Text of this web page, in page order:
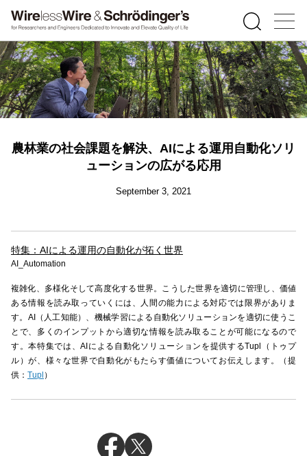
農林業の社会課題を解決、AIによる運用自動化ソリ
ューションの広がる応用
September 3, 2021
特集：AIによる運用の自動化が拓く世界
AI_Automation
複雑化、多様化そして高度化する世界。こうした世界を適切に管理し、価値
ある情報を読み取っていくには、人間の能力による対応では限界がありま
す。AI（人工知能）、機械学習による自動化ソリューションを適切に使うこ
とで、多くのインプットから適切な情報を読み取ることが可能になるので
す。本特集では、AIによる自動化ソリューションを提供するTupl（トゥプ
ル）が、様々な世界で自動化がもたらす価値についてお伝えします。（提
供： Tupl ）